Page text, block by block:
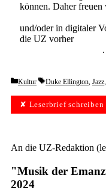
können. Daher
und/oder in digitaler
die UZ vorher
.
Categories
Kultur Tags
Duke Ellington, Jazz,
✘ Leserbrief schreiben
An die UZ-Redaktion
"Musik der
2024